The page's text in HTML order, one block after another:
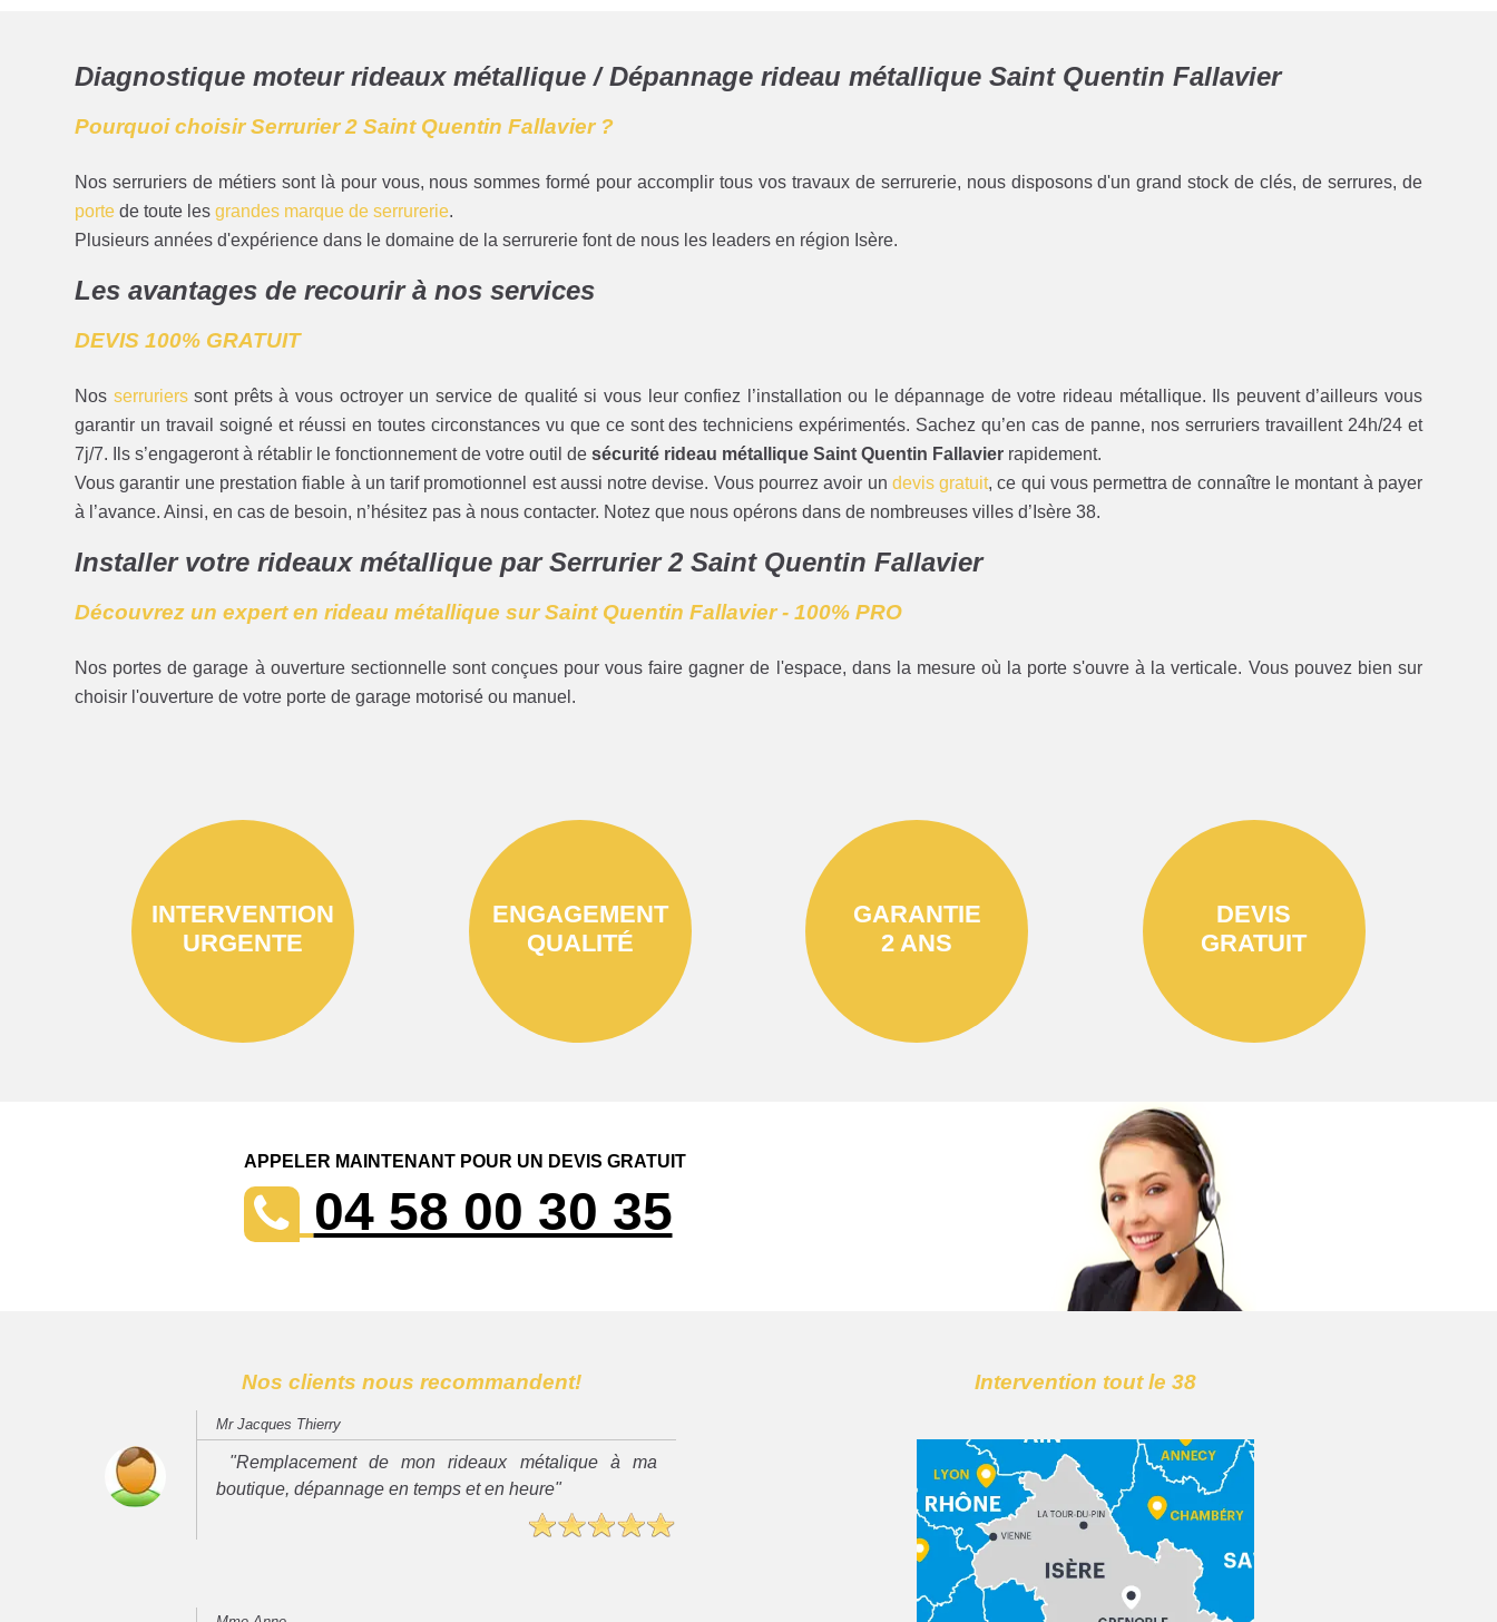
Diagnostique moteur rideaux métallique / Dépannage rideau métallique Saint Quentin Fallavier
Pourquoi choisir Serrurier 2 Saint Quentin Fallavier ?
Nos serruriers de métiers sont là pour vous, nous sommes formé pour accomplir tous vos travaux de serrurerie, nous disposons d'un grand stock de clés, de serrures, de
porte de toute lesgrandes marque de serrurerie.
Plusieurs années d'expérience dans le domaine de la serrurerie font de nous les leaders en région Isère.
Les avantages de recourir à nos services
DEVIS 100% GRATUIT
Nos serrurierssont prêts à vous octroyer un service de qualité si vous leur confiez l’installation ou le dépannage de votre rideau métallique. Ils peuvent d’ailleurs vous
garantir un travail soigné et réussi en toutes circonstances vu que ce sont des techniciens expérimentés. Sachez qu’en cas de panne, nos serruriers travaillent 24h/24 et
7j/7. Ils s’engageront à rétablir le fonctionnement de votre outil desécurité rideau métallique Saint Quentin Fallavier rapidement.
Vous garantir une prestation fiable à un tarif promotionnel est aussi notre devise. Vous pourrez avoir un devis gratuit, ce qui vous permettra de connaître le montant à payer
à l’avance. Ainsi, en cas de besoin, n’hésitez pas à nous contacter. Notez que nous opérons dans de nombreuses villes d’Isère 38.
Installer votre rideaux métallique par Serrurier 2 Saint Quentin Fallavier
Découvrez un expert en rideau métallique sur Saint Quentin Fallavier - 100% PRO
Nos portes de garage à ouverture sectionnelle sont conçues pour vous faire gagner de l'espace, dans la mesure où la porte s'ouvre à la verticale. Vous pouvez bien sur
choisir l'ouverture de votre porte de garage motorisé ou manuel.
INTERVENTION
URGENTE
ENGAGEMENT
QUALITÉ
GARANTIE
2 ANS
DEVIS
GRATUIT
APPELER MAINTENANT POUR UN DEVIS GRATUIT
04 58 00 30 35
Nos clients nous recommandent!
Mr Jacques Thierry
"Remplacement de mon rideaux métalique à ma
boutique, dépannage en temps et en heure"
Intervention tout le 38